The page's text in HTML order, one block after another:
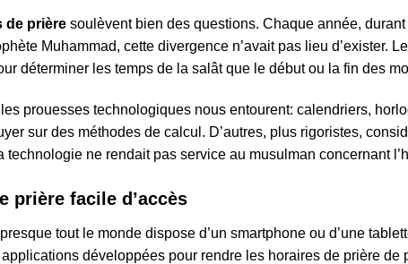
de prière soulèvent bien des questions. Chaque année,
Muhammad, cette divergence n’avait pas lieu d’exister.
déterminer les temps de la salât que le début ou la fin des
prouesses technologiques nous entourent: calendriers,
sur des méthodes de calcul. D’autres, plus rigoristes,
technologie ne rendait pas service au musulman concernant
prière facile d’accès
tout le monde dispose d’un smartphone ou d’une
développées pour rendre les horaires de prière